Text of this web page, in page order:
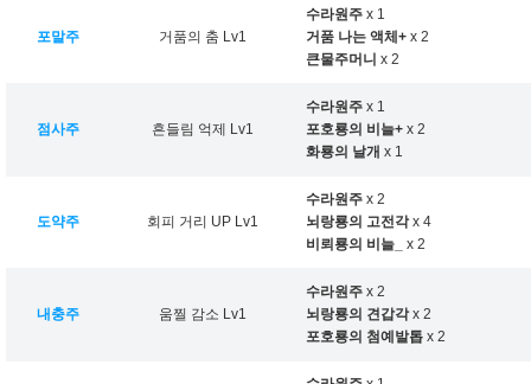
포말주 거품의 춤 Lv1
수라원주 x 1
거품 나는 액체+ x 2
큰물주머니 x 2
점사주 흔들림 억제 Lv1
수라원주 x 1
포호룡의 비늘+ x 2
화룡의 날개 x 1
도약주 회피 거리 UP Lv1
수라원주 x 2
뇌랑룡의 고전각x 4
비뢰룡의 비늘_
x 2
내충주 움찔 감소 Lv1
수라원주 x 2
뇌랑룡의 견갑각x 2
포호룡의 첨예발톱 x 2